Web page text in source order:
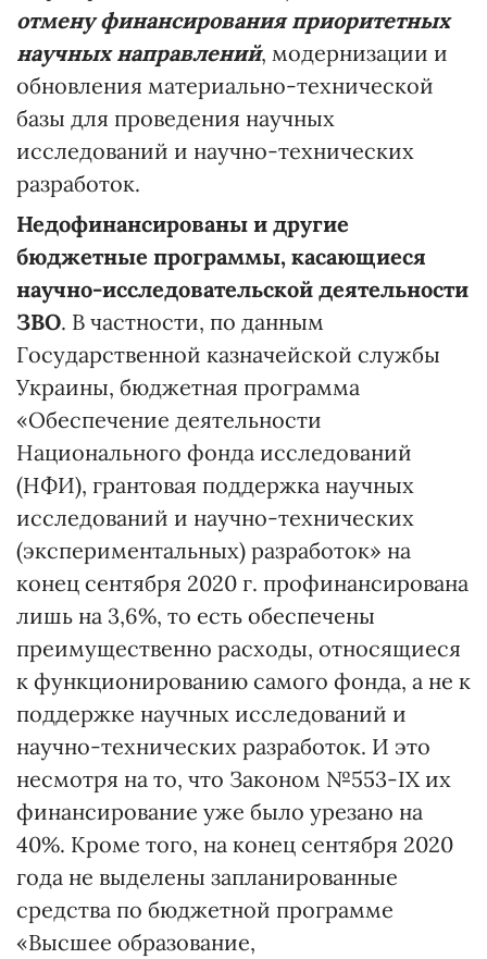
отмену финансирования приоритетных
научных направлений, модернизации и
обновления материально-технической
базы для проведения научных
исследований и научно-технических
разработок.
Недофинансированы и другие
бюджетные программы, касающиеся
научно-исследовательской деятельности
ЗВО. В частности, по данным
Государственной казначейской службы
Украины, бюджетная программа
«Обеспечение деятельности
Национального фонда исследований
(НФИ), грантовая поддержка научных
исследований и научно-технических
(экспериментальных) разработок» на
конец сентября 2020 г. профинансирована
лишь на 3,6%, то есть обеспечены
преимущественно расходы, относящиеся
к функционированию самого фонда, а не к
поддержке научных исследований и
научно-технических разработок. И это
несмотря на то, что Законом №553-IX их
финансирование уже было урезано на
40%. Кроме того, на конец сентября 2020
года не выделены запланированные
средства по бюджетной программе
«Высшее образование,